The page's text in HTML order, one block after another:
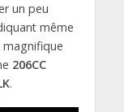
un peu
même
206CC
.